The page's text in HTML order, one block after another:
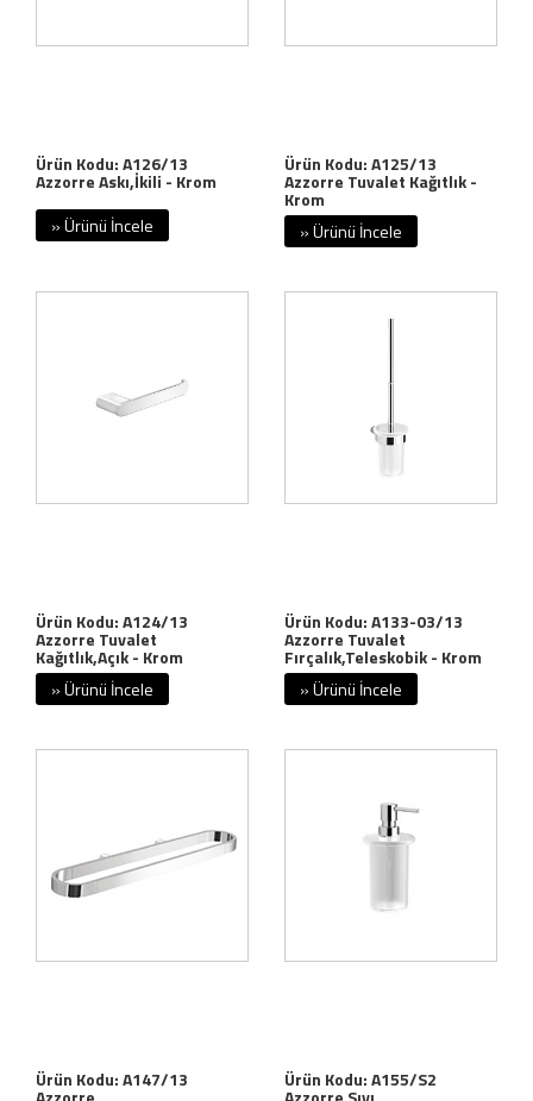
Ürün Kodu: A126/13
Azzorre Askı,İkili - Krom
» Ürünü İncele
Ürün Kodu: A125/13
Azzorre Tuvalet Kağıtlık -
Krom
» Ürünü İncele
Ürün Kodu: A124/13
Azzorre Tuvalet
Kağıtlık,Açık - Krom
» Ürünü İncele
Ürün Kodu: A133-03/13
Azzorre Tuvalet
Fırçalık,Teleskobik - Krom
» Ürünü İncele
Ürün Kodu: A147/13 Ürün Kodu: A155/S2